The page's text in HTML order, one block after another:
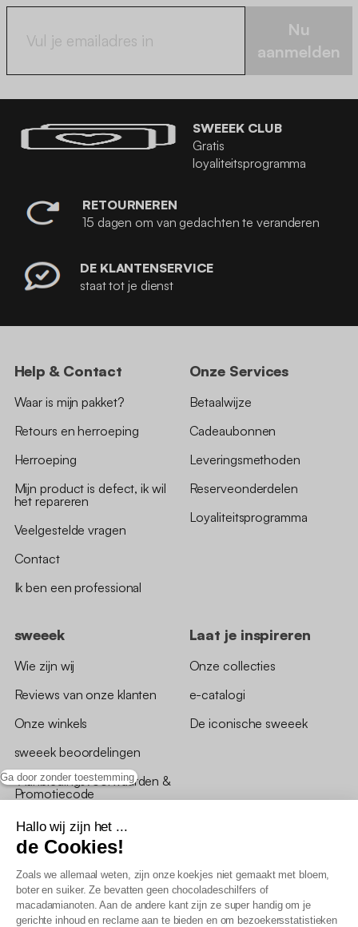
Ga door zonder toestemming
Hallo wij zijn het ...
de Cookies!
Zoals we allemaal weten, zijn onze koekjes niet gemaakt met bloem,
boter en suiker. Ze bevatten geen chocoladeschilfers of
macadamianoten. Aan de andere kant zijn ze super handig om je
gerichte inhoud en reclame aan te bieden en om bezoekersstatistieken
Nu
aanmelden
SWEEEK CLUB
Gratis
loyaliteitsprogramma
RETOURNEREN
15 dagen om van gedachten te veranderen
DE KLANTENSERVICE
staat tot je dienst
Help & Contact
Waar is mijn pakket?
Retours en herroeping
Herroeping
Mijn product is defect, ik wil
het repareren
Veelgestelde vragen
Contact
Ik ben een professional
Onze Services
Betaalwijze
Cadeaubonnen
Leveringsmethoden
Reserveonderdelen
Loyaliteitsprogramma
sweeek
Wie zijn wij
Reviews van onze klanten
Onze winkels
sweeek beoordelingen
*Aanbiedingsvoorwaarden &
Promotiecode
Laat je inspireren
Onze collecties
e-catalogi
De iconische sweeek
Algemene verkoopsvoorwaarden
AV loyaliteitsprogramma